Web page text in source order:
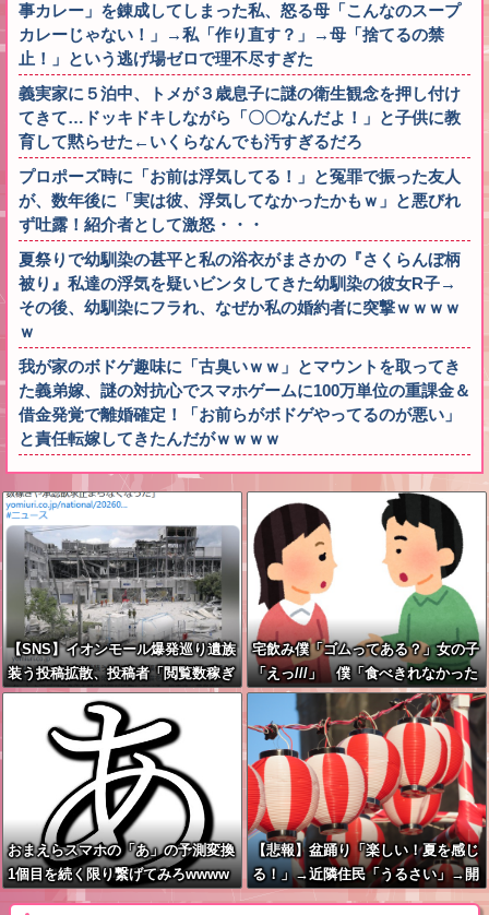
事カレー」を錬成してしまった私、怒る母「こんなのスープ
カレーじゃない！」→私「作り直す？」→母「捨てるの禁
止！」という逃げ場ゼロで理不尽すぎた
義実家に５泊中、トメが３歳息子に謎の衛生観念を押し付け
てきて…ドッキドキしながら「〇〇なんだよ！」と子供に教
育して黙らせた←いくらなんでも汚すぎるだろ
プロポーズ時に「お前は浮気してる！」と冤罪で振った友人
が、数年後に「実は彼、浮気してなかったかもｗ」と悪びれ
ず吐露！紹介者として激怒・・・
夏祭りで幼馴染の甚平と私の浴衣がまさかの『さくらんぼ柄
被り』私達の浮気を疑いビンタしてきた幼馴染の彼女R子→
その後、幼馴染にフラれ、なぜか私の婚約者に突撃ｗｗｗｗ
ｗ
我が家のボドゲ趣味に「古臭いｗｗ」とマウントを取ってき
た義弟嫁、謎の対抗心でスマホゲームに100万単位の重課金＆
借金発覚で離婚確定！「お前らがボドゲやってるのが悪い」
と責任転嫁してきたんだがｗｗｗｗ
【SNS】イオンモール爆発巡り遺族
装う投稿拡散、投稿者「閲覧数稼ぎ
や承認欲求止まらなくなった」
宅飲み僕「ゴムってある？」女の子
「えっ///」 僕「食べきれなかった
お菓子輪ゴムで縛りたくて」女の子
「⋯あ、そ、そっか///」
おまえらスマホの「あ」の予測変換
1個目を続く限り繋げてみろwwww
【悲報】盆踊り「楽しい！夏を感じ
る！」→近隣住民「うるさい」→開
催場所半減